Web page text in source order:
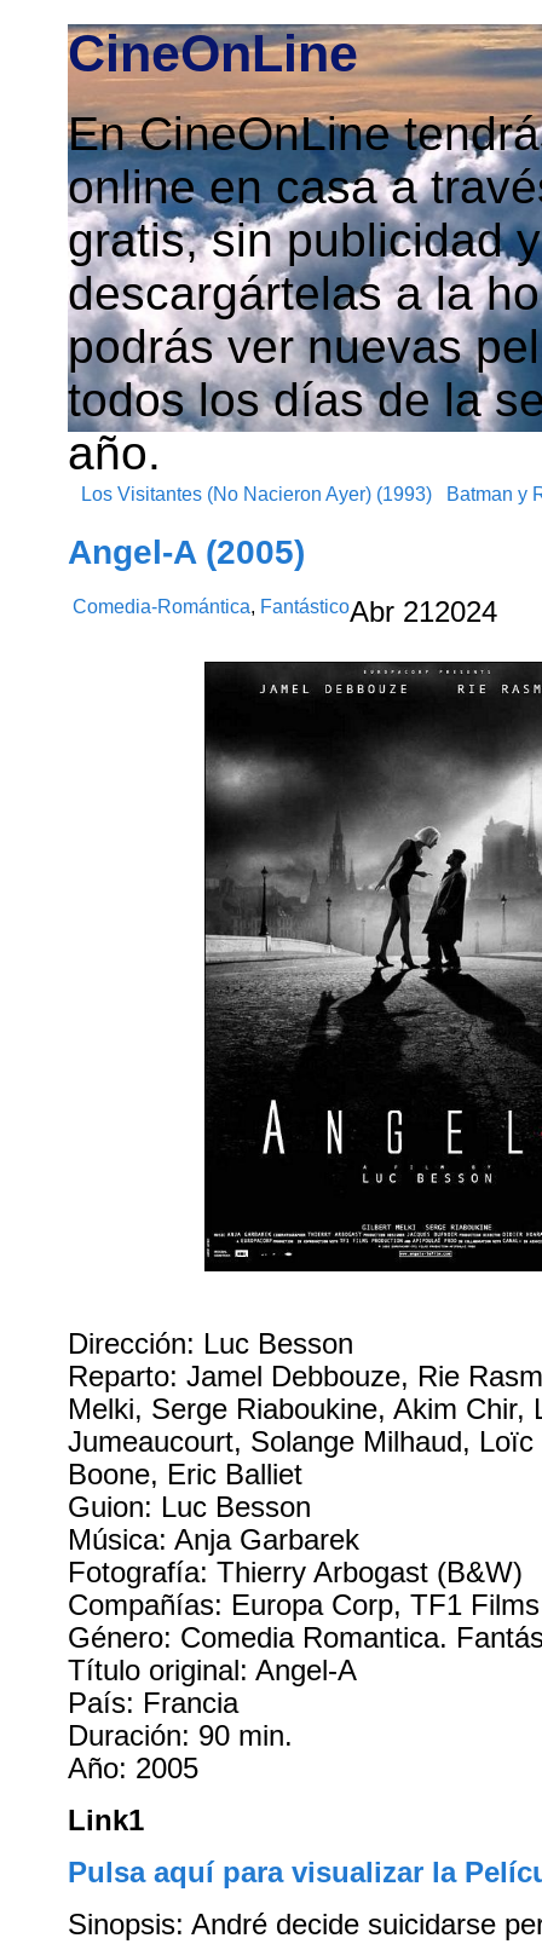
CineOnLine
En CineOnLine
online en casa a
gratis, sin publicidad
descargártelas a la
podrás ver nuevas
todos los días de la
año.
Los Visitantes (No Nacieron Ayer) (1993) Batman y
Angel-A (2005)
Comedia-Romántica, FantásticoAbr 212024
Dirección: Luc Besson
Reparto: Jamel Debbouze, Rie
Melki, Serge Riaboukine, Akim Chir,
Jumeaucourt, Solange Milhaud,
Boone, Eric Balliet
Guion: Luc Besson
Música: Anja Garbarek
Fotografía: Thierry Arbogast (B&W)
Compañías: Europa Corp, TF1
Género: Comedia Romantica.
Título original: Angel-A
País: Francia
Duración: 90 min.
Año: 2005
Link1
Pulsa aquí para visualizar la
Sinopsis: André decide suicidarse